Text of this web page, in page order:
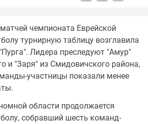
чемпионата Еврейской
турнирную таблицу возглавила
Лидера преследуют "Амур"
и "Заря" из Смидовичского района,
участницы показали менее
области продолжается
собравший шесть команд-